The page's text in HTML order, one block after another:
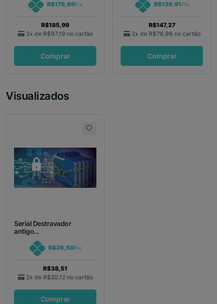
R$176,69Pix
R$185,99
2x de R$97,19 no cartão
Comprar
R$139,91Pix
R$147,27
2x de R$76,96 no cartão
Comprar
Visualizados
Serial Destravador
antigo...
R$36,58Pix
R$38,51
2x de R$20,12 no cartão
Comprar